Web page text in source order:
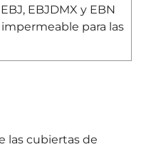
EBJDMX y EBN
para las
las cubiertas de